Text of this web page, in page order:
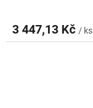
3 447,13 Kč / ks